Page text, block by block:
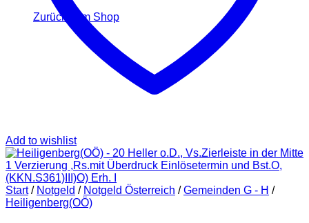
Zurück zum Shop
Add to wishlist
Start / Notgeld / Notgeld Österreich / Gemeinden G - H /
Heiligenberg(OÖ)